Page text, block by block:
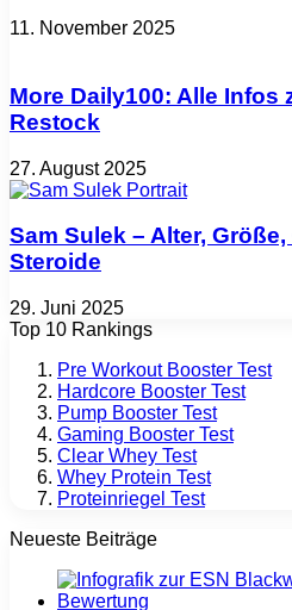
11. November 2025
More Daily100: Alle Infos
Restock
27. August 2025
Sam Sulek – Alter,
Steroide
29. Juni 2025
Top 10 Rankings
Pre Workout Booster Test
Hardcore Booster Test
Pump Booster Test
Gaming Booster Test
Clear Whey Test
Whey Protein Test
Proteinriegel Test
Neueste Beiträge